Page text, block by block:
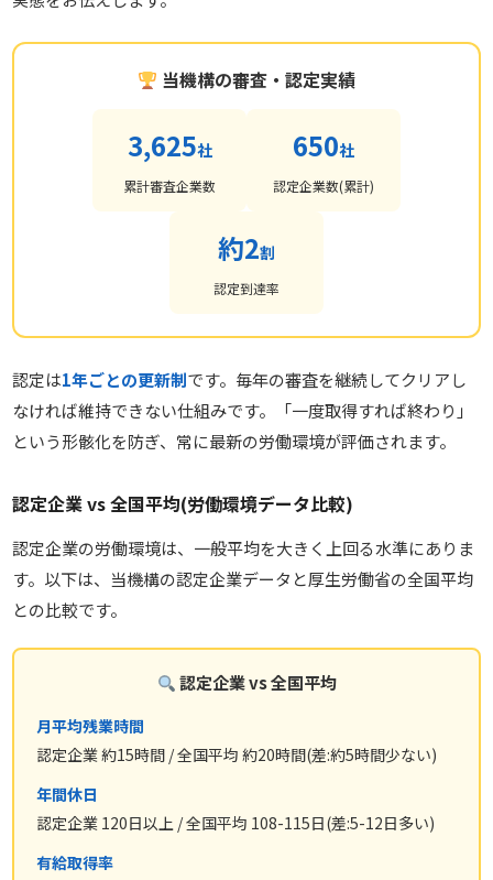
当機構の審査・認定実績
3,625社
累計審査企業数
650社
認定企業数(累計)
約2割
認定到達率
認定は1年ごとの更新制です。毎年の審査を継続してクリアし
なければ維持できない仕組みです。「一度取得すれば終わり」
という形骸化を防ぎ、常に最新の労働環境が評価されます。
認定企業 vs 全国平均(労働環境データ比較)
認定企業の労働環境は、一般平均を大きく上回る水準にありま
す。以下は、当機構の認定企業データと厚生労働省の全国平均
との比較です。
認定企業 vs 全国平均
月平均残業時間
認定企業 約15時間 / 全国平均 約20時間(差:約5時間少ない)
年間休日
認定企業 120日以上 / 全国平均 108-115日(差:5-12日多い)
有給取得率